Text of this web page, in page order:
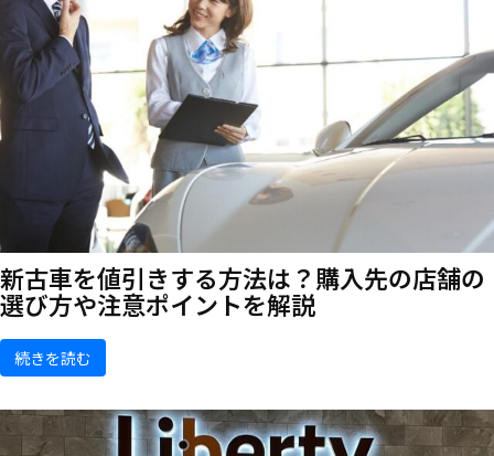
新古車を値引きする方法は？購入先の店舗の
選び方や注意ポイントを解説
続きを読む